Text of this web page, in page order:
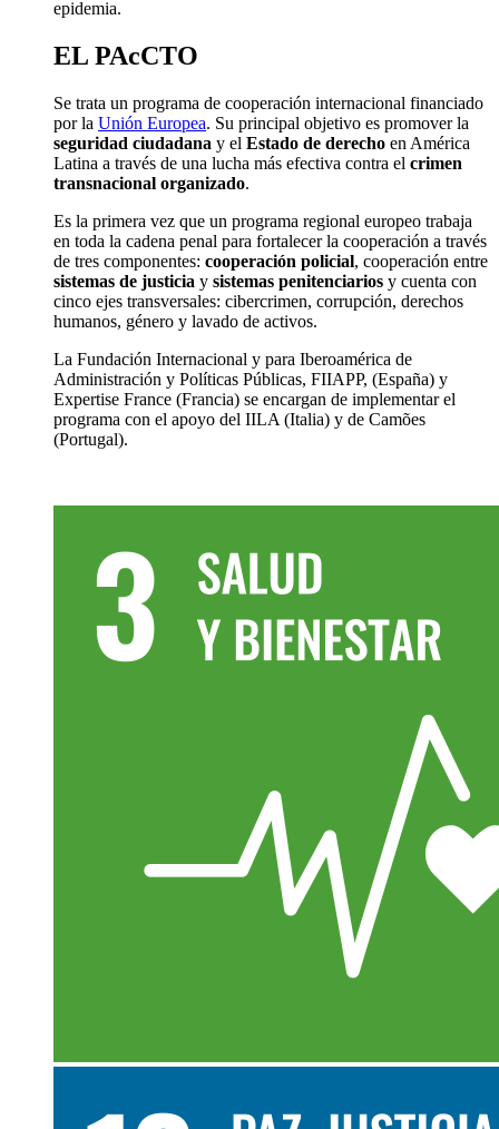
epidemia.
EL PAcCTO
Se trata un programa de cooperación internacional financiado
por la Unión Europea. Su principal objetivo es promover la
seguridad ciudadana y el Estado de derecho en América
Latina a través de una lucha más efectiva contra el crimen
transnacional organizado.
Es la primera vez que un programa regional europeo trabaja
en toda la cadena penal para fortalecer la cooperación a través
de tres componentes: cooperación policial, cooperación entre
sistemas de justicia y sistemas penitenciarios y cuenta con
cinco ejes transversales: cibercrimen, corrupción, derechos
humanos, género y lavado de activos.
La Fundación Internacional y para Iberoamérica de
Administración y Políticas Públicas, FIIAPP, (España) y
Expertise France (Francia) se encargan de implementar el
programa con el apoyo del IILA (Italia) y de Camões
(Portugal).